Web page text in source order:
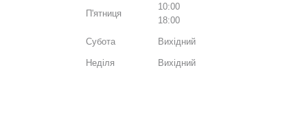
П'ятниця
10:00
18:00
Субота Вихідний
Неділя Вихідний